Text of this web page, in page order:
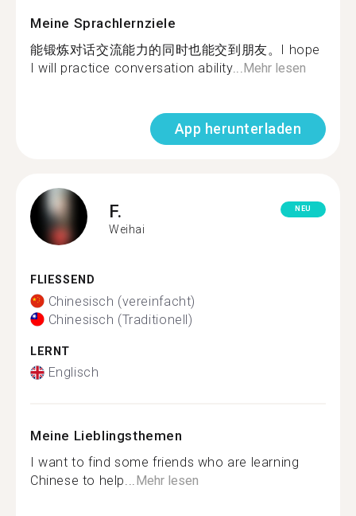
Meine Sprachlernziele
能锻炼对话交流能力的同时也能交到朋友。I hope
I will practice conversation ability...Mehr lesen
App herunterladen
F.
Weihai
NEU
FLIESSEND
Chinesisch (vereinfacht)
Chinesisch (Traditionell)
LERNT
Englisch
Meine Lieblingsthemen
I want to find some friends who are learning
Chinese to help...Mehr lesen